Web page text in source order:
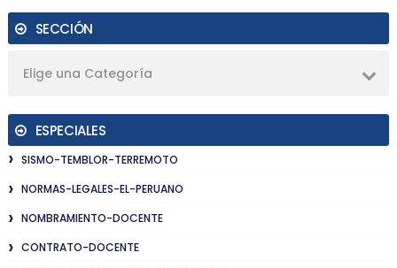
SECCIÓN
Elige una Categoría
ESPECIALES
SISMO-TEMBLOR-TERREMOTO
NORMAS-LEGALES-EL-PERUANO
NOMBRAMIENTO-DOCENTE
CONTRATO-DOCENTE